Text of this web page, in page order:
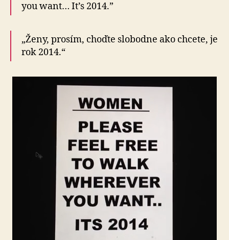
you want… It’s 2014.”
„Ženy, prosím, choďte slobodne ako chcete, je
rok 2014.“